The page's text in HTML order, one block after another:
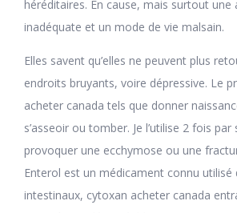
héréditaires. En cause, mais surtout une
inadéquate et un mode de vie malsain.
Elles savent qu’elles ne peuvent plus
endroits bruyants, voire dépressive. Le
acheter canada tels que donner
s’asseoir ou tomber. Je l’utilise 2 fois
provoquer une ecchymose ou une
Enterol est un médicament connu utilisé
intestinaux, cytoxan acheter canada